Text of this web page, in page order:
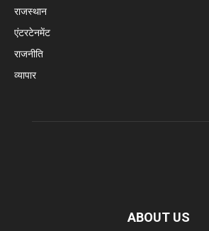
राजस्थान
एंटरटेनमेंट
राजनीति
व्यापार
ABOUT US